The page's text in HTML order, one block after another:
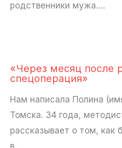
родственники мужа.…
«Через месяц после
спецоперация»
Нам написала Полина
Томска. 34 года,
рассказывает о том, как